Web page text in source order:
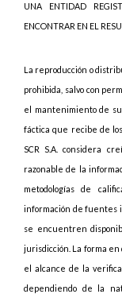
UNA ENTIDAD
ENCONTRAR EN EL
La reproducción o
prohibida, salvo con
el mantenimiento de
fáctica que recibe de
SCR S.A. considera
razonable de la
metodologías de
información de fuentes
se encuentren
jurisdicción. La forma en
el alcance de la
dependiendo de la